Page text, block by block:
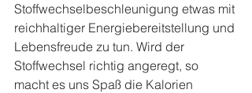
Stoffwechselbeschleunigung etwas mit
reichhaltiger Energiebereitstellung und
Lebensfreude zu tun. Wird der
Stoffwechsel richtig angeregt, so
macht es uns Spaß die Kalorien